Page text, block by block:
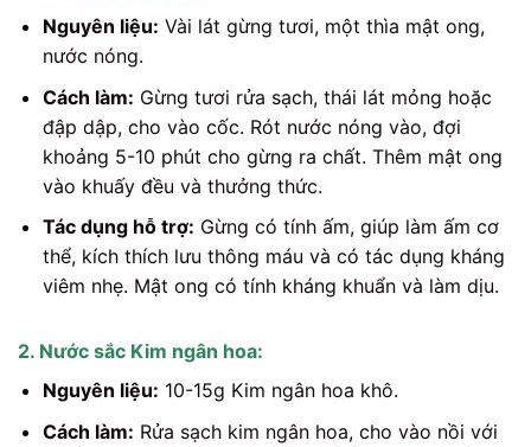
Nguyên liệu: Vài lát gừng tươi, một thìa mật ong,
nước nóng.
Cách làm: Gừng tươi rửa sạch, thái lát mỏng hoặc
đập dập, cho vào cốc. Rót nước nóng vào, đợi
khoảng 5-10 phút cho gừng ra chất. Thêm mật ong
vào khuấy đều và thưởng thức.
Tác dụng hỗ trợ: Gừng có tính ấm, giúp làm ấm cơ
thể, kích thích lưu thông máu và có tác dụng kháng
viêm nhẹ. Mật ong có tính kháng khuẩn và làm dịu.
2. Nước sắc Kim ngân hoa:
Nguyên liệu: 10-15g Kim ngân hoa khô.
Cách làm: Rửa sạch kim ngân hoa, cho vào nồi với